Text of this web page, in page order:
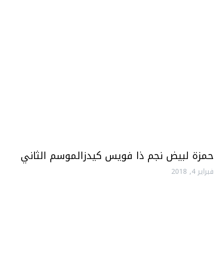
حمزة لبيض نجم ذا فويس كيدزالموسم الثاني
فبراير 4, 2018